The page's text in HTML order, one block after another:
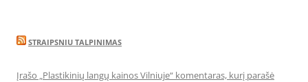
STRAIPSNIU TALPINIMAS
Įrašo „Plastikinių langų kainos Vilniuje“ komentaras, kurį parašė